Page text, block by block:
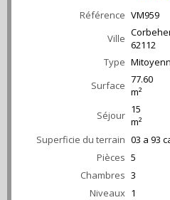
Référence VM959
Ville 62112
Type
Surface 77.60
m²
Séjour 15
m²
Superficie du terrain 03 a 93
Pièces 5
Chambres 3
Niveaux 1